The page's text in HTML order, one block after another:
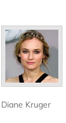
Diane Kruger